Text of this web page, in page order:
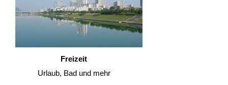
Freizeit
Urlaub, Bad und mehr